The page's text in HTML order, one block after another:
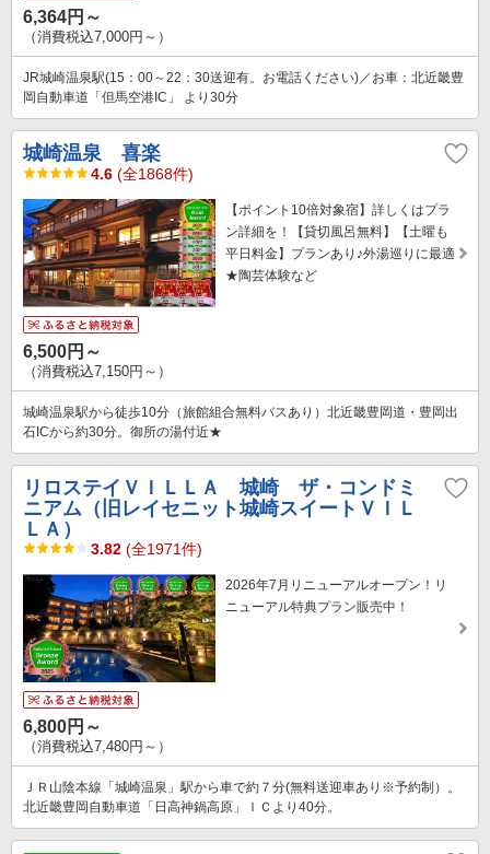
6,364円～
（消費税込7,000円～）
JR城崎温泉駅(15：00～22：30送迎有。お電話ください)／お車：北近畿豊
岡自動車道「但馬空港IC」 より30分
城崎温泉 喜楽
4.6 (全1868件)
【ポイント10倍対象宿】詳しくはプラ
ン詳細を！【貸切風呂無料】【土曜も
平日料金】プランあり♪外湯巡りに最適
★陶芸体験など
6,500円～
（消費税込7,150円～）
城崎温泉駅から徒歩10分（旅館組合無料バスあり）北近畿豊岡道・豊岡出
石ICから約30分。御所の湯付近★
リロステイＶＩＬＬＡ 城崎 ザ・コンドミ
ニアム（旧レイセニット城崎スイートＶＩＬ
ＬＡ）
3.82 (全1971件)
2026年7月リニューアルオープン！リ
ニューアル特典プラン販売中！
6,800円～
（消費税込7,480円～）
ＪＲ山陰本線「城崎温泉」駅から車で約７分(無料送迎車あり※予約制）。
北近畿豊岡自動車道「日高神鍋高原」ＩＣより40分。